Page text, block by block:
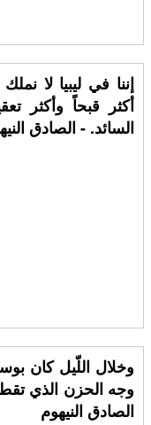
إننا في ليبيا لا
أكثر قبحاً وأكثر
السائد. - الصادق
وخلال اللّيل كان
وجه الحزن الذي
الصادق النيهوم